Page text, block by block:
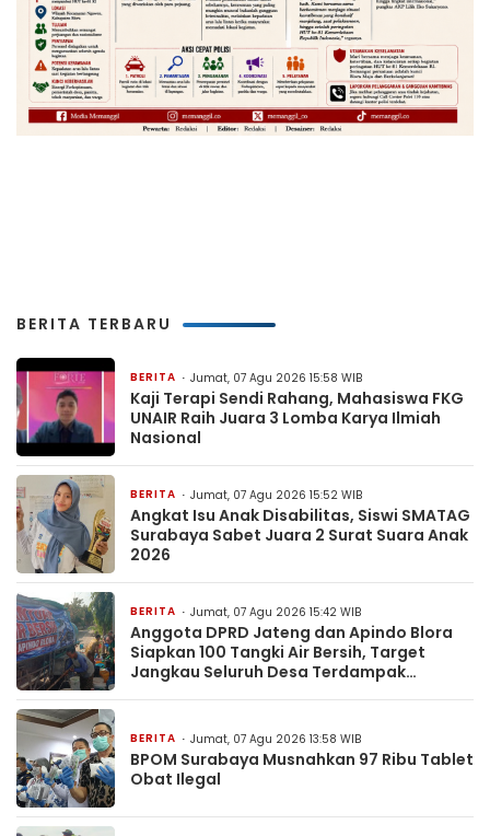
BERITA TERBARU
BERITA Jumat, 07 Agu 2026 15:58 WIB
Kaji Terapi Sendi Rahang, Mahasiswa FKG
UNAIR Raih Juara 3 Lomba Karya Ilmiah
Nasional
BERITA Jumat, 07 Agu 2026 15:52 WIB
Angkat Isu Anak Disabilitas, Siswi SMATAG
Surabaya Sabet Juara 2 Surat Suara Anak
2026
BERITA Jumat, 07 Agu 2026 15:42 WIB
Anggota DPRD Jateng dan Apindo Blora
Siapkan 100 Tangki Air Bersih, Target
Jangkau Seluruh Desa Terdampak
BERITA Jumat, 07 Agu 2026 13:58 WIB
BPOM Surabaya Musnahkan 97 Ribu Tablet
Obat Ilegal